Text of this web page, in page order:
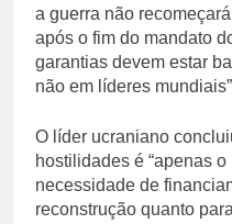
a guerra não
após o fim do mandato
garantias devem estar
não em líderes
O líder ucraniano
hostilidades é “apenas
necessidade de
reconstrução quanto